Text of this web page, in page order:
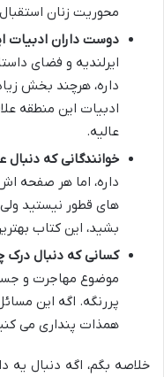
محوریت زنان
دوست داران ادبیات
ایرلندیه و فضای
داره، هرچند بخش
ادبیات این منطقه
عالیه.
خوانندگانی که
داره، اما هر صفحه
های قطور نیستید
بشید، این کتاب
کسانی که دنبال
موضوع مهاجرت و
پررنگه. اگه این
همذات پنداری می
خلاصه بگم، اگه دنبال